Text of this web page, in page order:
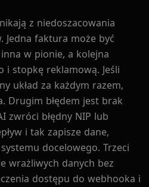
z niedoszacowania
Jedna faktura może być
w pionie, a kolejna
i stopkę reklamową. Jeśli
układ za każdym razem,
Drugim błędem jest brak
zwróci błędny NIP lub
i tak zapisze dane,
docelowego. Trzeci
wrażliwych danych bez
dostępu do webhooka i